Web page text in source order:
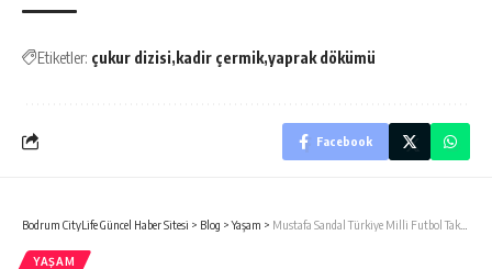
Etiketler: çukur dizisi kadir çermik yaprak dökümü
Facebook
Bodrum CityLife Güncel Haber Sitesi > Blog >Yaşam > Mustafa Sandal Türkiye Milli Futbol Takımı’na şarkı besteleyecek
YAŞAM